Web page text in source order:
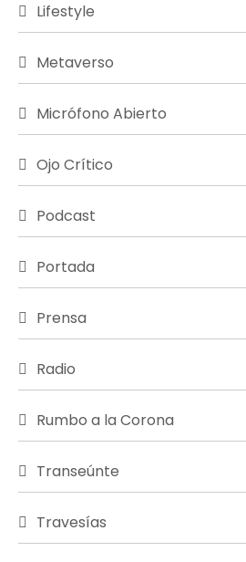
Lifestyle
Metaverso
Micrófono Abierto
Ojo Crítico
Podcast
Portada
Prensa
Radio
Rumbo a la Corona
Transeúnte
Travesías